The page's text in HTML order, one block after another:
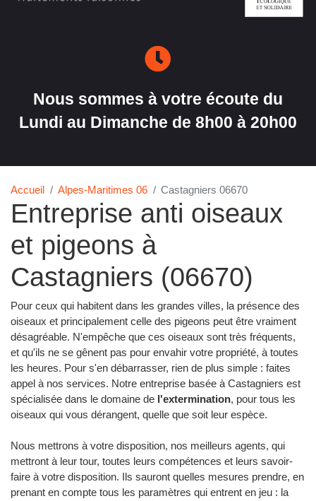
Nous sommes à votre écoute du
Lundi au Dimanche de 8h00 à 20h00
Accueil Alpes-Maritimes 06 Castagniers 06670
Entreprise anti oiseaux
et pigeons à
Castagniers (06670)
Pour ceux qui habitent dans les grandes villes, la présence des
oiseaux et principalement celle des pigeons peut être vraiment
désagréable. N'empêche que ces oiseaux sont très fréquents,
et qu'ils ne se gênent pas pour envahir votre propriété, à toutes
les heures. Pour s'en débarrasser, rien de plus simple : faites
appel à nos services. Notre entreprise basée à Castagniers est
spécialisée dans le domaine de l'extermination, pour tous les
oiseaux qui vous dérangent, quelle que soit leur espèce.
Nous mettrons à votre disposition, nos meilleurs agents, qui
mettront à leur tour, toutes leurs compétences et leurs savoir-
faire à votre disposition. Ils sauront quelles mesures prendre, en
prenant en compte tous les paramètres qui entrent en jeu : la